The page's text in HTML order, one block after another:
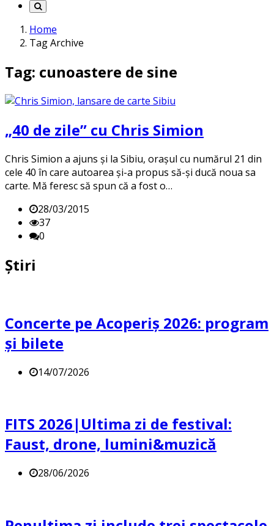
Home
Tag Archive
Tag: cunoastere de sine
„40 de zile” cu Chris Simion
Chris Simion a ajuns și la Sibiu, orașul cu numărul 21 din
cele 40 în care autoarea și-a propus să-și ducă noua sa
carte. Mă feresc să spun că a fost o…
28/03/2015
37
0
Știri
Concerte pe Acoperiș 2026: program
și bilete
14/07/2026
FITS 2026|Ultima zi de festival:
Faust, drone, lumini&muzică
28/06/2026